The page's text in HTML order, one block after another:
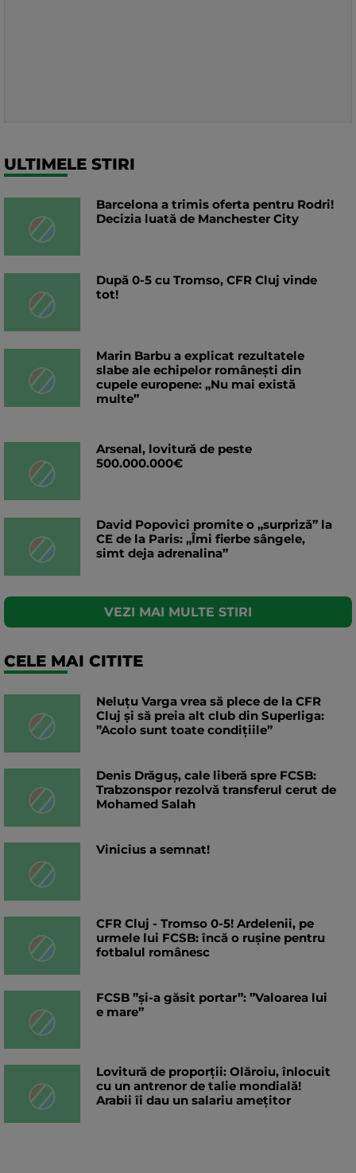
ULTIMELE STIRI
Barcelona a trimis oferta pentru Rodri!
Decizia luată de Manchester City
După 0-5 cu Tromso, CFR Cluj vinde
tot!
Marin Barbu a explicat rezultatele
slabe ale echipelor românești din
cupele europene: „Nu mai există
multe”
Arsenal, lovitură de peste
500.000.000€
David Popovici promite o „surpriză” la
CE de la Paris: „Îmi fierbe sângele,
simt deja adrenalina”
VEZI MAI MULTE STIRI
CELE MAI CITITE
Neluțu Varga vrea să plece de la CFR
Cluj și să preia alt club din Superliga:
”Acolo sunt toate condițiile”
Denis Drăguș, cale liberă spre FCSB:
Trabzonspor rezolvă transferul cerut de
Mohamed Salah
Vinicius a semnat!
CFR Cluj - Tromso 0-5! Ardelenii, pe
urmele lui FCSB: încă o rușine pentru
fotbalul românesc
FCSB ”și-a găsit portar”: ”Valoarea lui
e mare”
Lovitură de proporții: Olăroiu, înlocuit
cu un antrenor de talie mondială!
Arabii îi dau un salariu amețitor